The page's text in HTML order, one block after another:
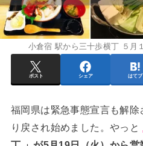
小倉宿 駅から三十歩横丁 ５月
ポスト シェア はてブ
福岡県は緊急事態宣言も解
り戻され始めました。やっと